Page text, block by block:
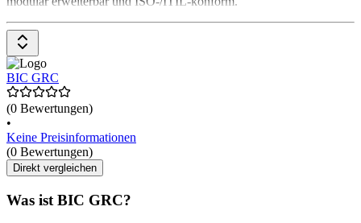
BIC GRC
(0 Bewertungen)
•
Keine Preisinformationen
(0 Bewertungen)
Direkt vergleichen
Was ist BIC GRC?